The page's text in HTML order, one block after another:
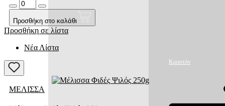
Κρουτόν
Προσθήκη στο καλάθι
Προσθήκη σε λίστα
Νέα Λίστα
ΜΕΛΙΣΣΑ